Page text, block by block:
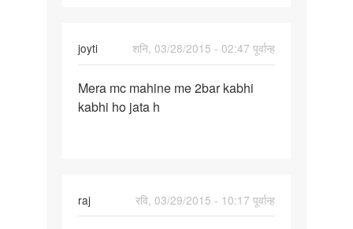
joyti
शनि, 03/28/2015 - 02:47 पूर्वान्ह
Mera
mc
Mera mc mahine me 2bar kabhi
kabhi ho jata h
raj
रवि, 03/29/2015 - 10:17 पूर्वान्ह